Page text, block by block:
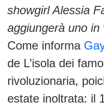
showgirl Alessia
aggiungerà uno in
Come informa
de L’isola dei
rivoluzionaria,
estate inoltrata: il